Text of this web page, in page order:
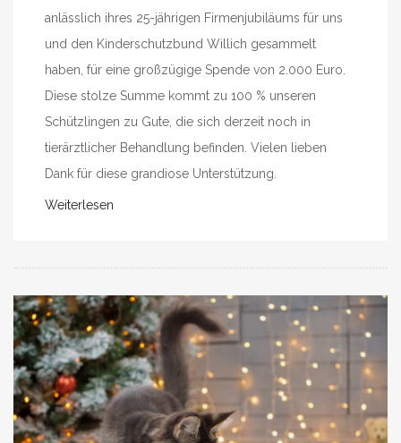
anlässlich ihres 25-jährigen Firmenjubiläums für uns
und den Kinderschutzbund Willich gesammelt
haben, für eine großzügige Spende von 2.000 Euro.
Diese stolze Summe kommt zu 100 % unseren
Schützlingen zu Gute, die sich derzeit noch in
tierärztlicher Behandlung befinden. Vielen lieben
Dank für diese grandiose Unterstützung.
Weiterlesen